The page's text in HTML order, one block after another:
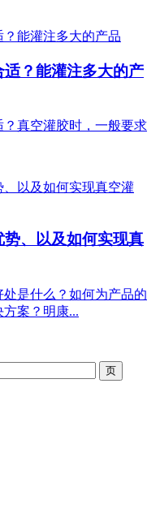
？能灌注多大的产
真空灌胶时，一般要求
、以及如何实现真
是什么？如何为产品的
案？明康...